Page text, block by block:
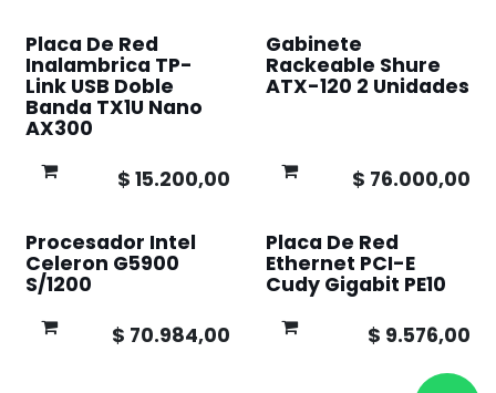
Placa De Red
Inalambrica TP-
Link USB Doble
Banda TX1U Nano
AX300
$ 15.200,00
Gabinete
Rackeable Shure
ATX-120 2 Unidades
$ 76.000,00
Procesador Intel
Celeron G5900
S/1200
$ 70.984,00
Placa De Red
Ethernet PCI-E
Cudy Gigabit PE10
$ 9.576,00